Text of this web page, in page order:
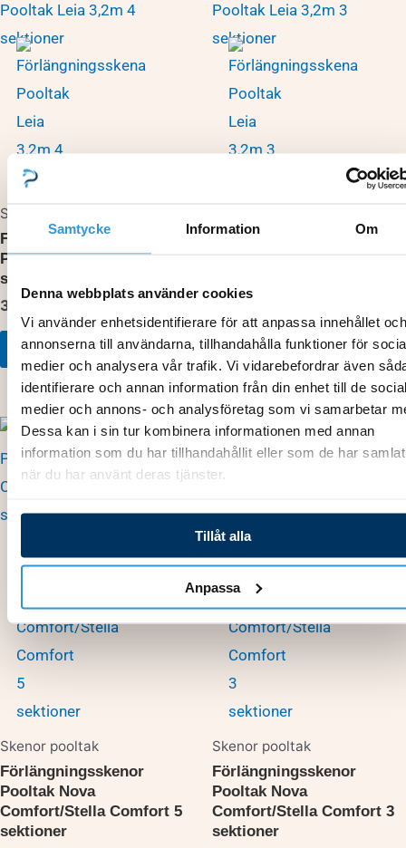
Samtycke Information Om
Denna webbplats använder cookies
Vi använder enhetsidentifierare för att anpassa innehållet och
annonserna till användarna, tillhandahålla funktioner för
medier och analysera vår trafik. Vi vidarebefordrar även
identifierare och annan information från din enhet till de
medier och annons- och analysföretag som vi samarbetar
Dessa kan i sin tur kombinera informationen med annan
information som du har tillhandahållit eller som de har
när du har använt deras tjänster.
Tillåt alla
Anpassa
Skenor pooltak
Förlängningsskena
Pooltak Leia 3,2m 4
sektioner
3 500,00
Lägg till i varukorg
Förlängningsskena
Lägg till i varukorg
Skenor pooltak
Förlängningsskenor
Pooltak Nova
Comfort/Stella Comfort 5
sektioner
Skenor pooltak
Förlängningsskenor
Pooltak Nova
Comfort/Stella Comfort 3
sektioner